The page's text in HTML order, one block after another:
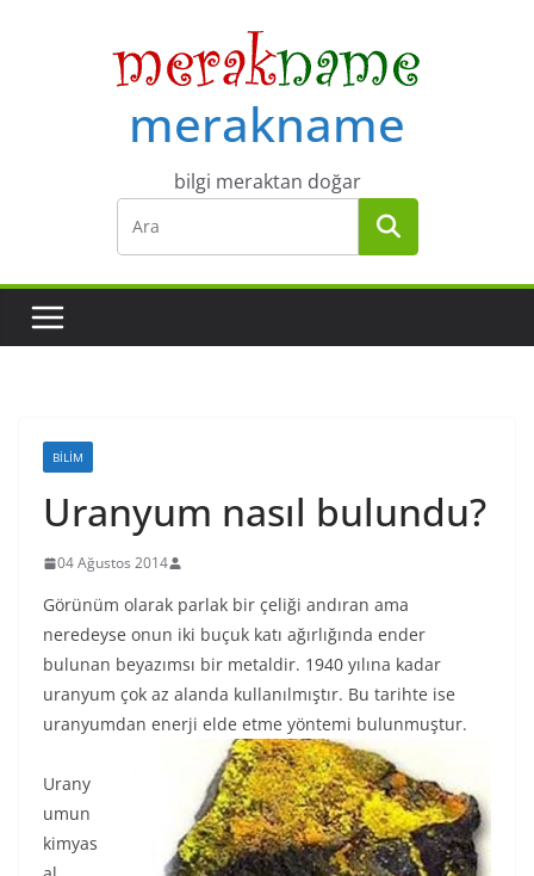
merakname
bilgi meraktan doğar
BILIM
Uranyum nasıl bulundu?
04 Ağustos 2014
Görünüm olarak parlak bir çeliği andıran ama
neredeyse onun iki buçuk katı ağırlığında ender
bulunan beyazımsı bir metaldir. 1940 yılına kadar
uranyum çok az alanda kullanılmıştır. Bu tarihte ise
uranyumdan enerji elde etme yöntemi bulunmuştur.
Urany
umun
kimyas